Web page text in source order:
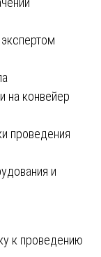
на конвейер
проведения
и
к проведению